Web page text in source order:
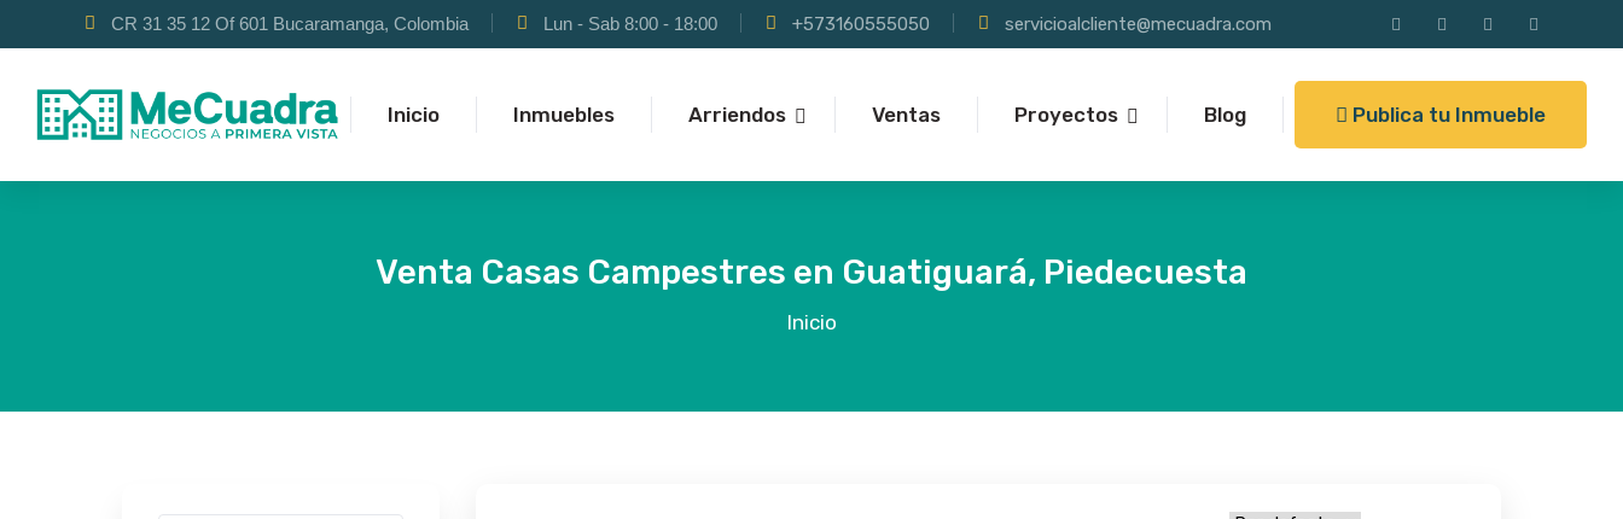
CR 31 35 12 Of 601 Bucaramanga, Colombia Lun - Sab 8:00 - 18:00 +573160555050 servicioalcliente@mecuadra.com
Inicio Inmuebles Arriendos Ventas Proyectos Blog Publica tu Inmueble
Venta Casas Campestres en Guatiguará, Piedecuesta
Inicio